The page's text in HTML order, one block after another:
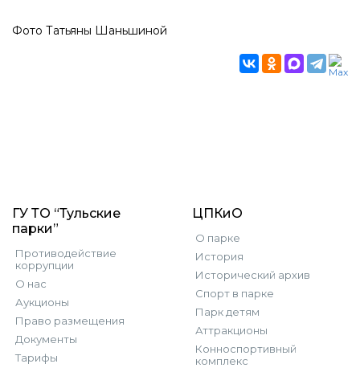
Фото Татьяны Шаньшиной
ГУ ТО “Тульские
парки”
Противодействие
коррупции
О нас
Аукционы
Право размещения
Документы
Тарифы
ЦПКиО
О парке
История
Исторический архив
Спорт в парке
Парк детям
Аттракционы
Конноспортивный
комплекс